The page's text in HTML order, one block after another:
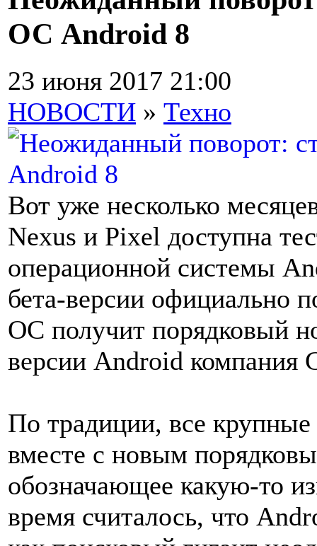
ОС Android 8
23 июня 2017 21:00
НОВОСТИ » Техно
Вот уже несколько
Nexus и Pixel доступна
операционной системы
бета-версии официально
ОС получит порядковый
версии Android компания
По традиции, все
вместе с новым
обозначающее какую-то
время считалось, что